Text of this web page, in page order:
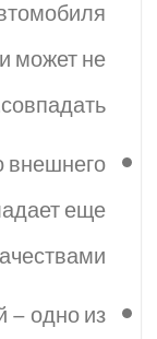
может не
совпадать.
внешнего
еще
– одно из